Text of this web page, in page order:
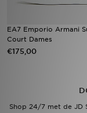
EA7 Emporio Armani
Court Dames
€175,00
Shop 24/7 met de JD
Sports